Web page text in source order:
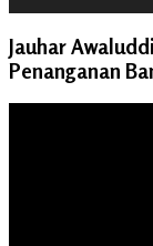
Jauhar
Penanganan